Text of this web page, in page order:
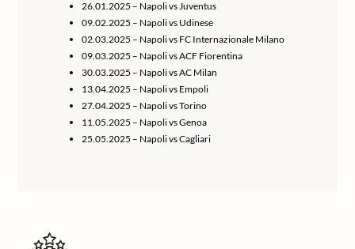
26.01.2025 – Napoli vs Juventus
09.02.2025 – Napoli vs Udinese
02.03.2025 – Napoli vs FC Internazionale Milano
09.03.2025 – Napoli vs ACF Fiorentina
30.03.2025 – Napoli vs AC Milan
13.04.2025 – Napoli vs Empoli
27.04.2025 – Napoli vs Torino
11.05.2025 – Napoli vs Genoa
25.05.2025 – Napoli vs Cagliari